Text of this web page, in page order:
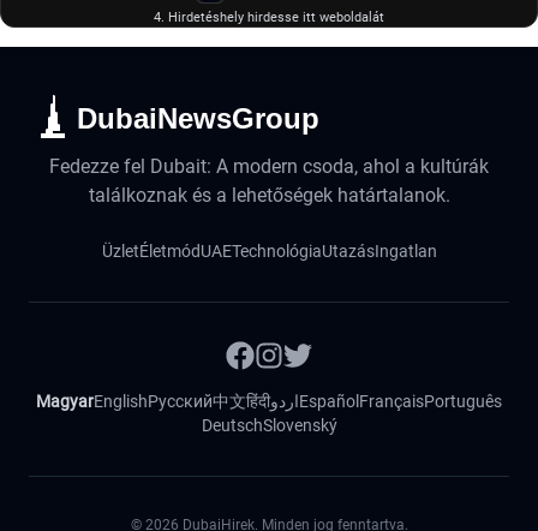
4. Hirdetéshely hirdesse itt weboldalát
DubaiNewsGroup
Fedezze fel Dubait: A modern csoda, ahol a kultúrák
találkoznak és a lehetőségek határtalanok.
ÜzletÉletmódUAETechnológiaUtazásIngatlan
MagyarEnglishРусский中文हिंदीاردوEspañol FrançaisPortuguês
DeutschSlovenský
© 2026 DubaiHirek. Minden jog fenntartva.